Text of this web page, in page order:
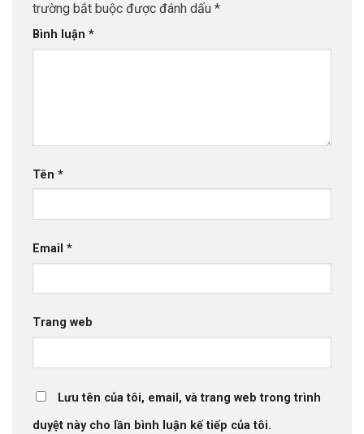
trường bắt buộc được đánh dấu *
Bình luận *
Tên *
Email *
Trang web
Lưu tên của tôi, email, và trang web trong trình
duyệt này cho lần bình luận kế tiếp của tôi.